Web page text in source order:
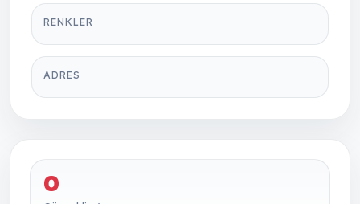
RENKLER
ADRES
0